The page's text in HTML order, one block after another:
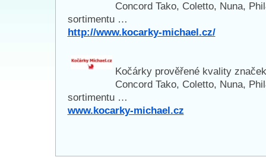
Concord Tako, Coletto, Nuna,
sortimentu …
http://www.kocarky-michael.cz/
Kočárky prověřené kvality
Concord Tako, Coletto, Nuna,
sortimentu …
www.kocarky-michael.cz